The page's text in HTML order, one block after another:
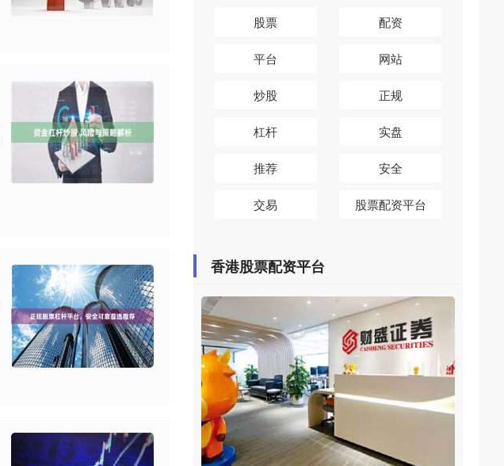
股票 配资
平台 网站
炒股 正规
杠杆 实盘
推荐 安全
交易 股票配资平台
香港股票配资平台